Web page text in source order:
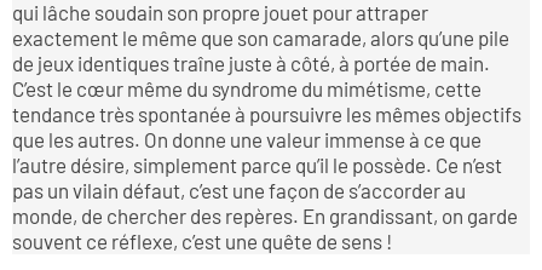
qui lâche soudain son propre jouet pour attraper
exactement le même que son camarade, alors qu’une pile
de jeux identiques traîne juste à côté, à portée de main.
C’est le cœur même du syndrome du mimétisme, cette
tendance très spontanée à poursuivre les mêmes objectifs
que les autres. On donne une valeur immense à ce que
l’autre désire, simplement parce qu’il le possède. Ce n’est
pas un vilain défaut, c’est une façon de s’accorder au
monde, de chercher des repères. En grandissant, on garde
souvent ce réflexe, c’est une quête de sens !